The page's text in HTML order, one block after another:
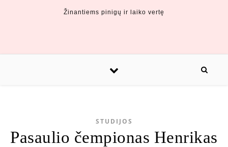
Žinantiems pinigų ir laiko vertę
STUDIJOS
Pasaulio čempionas Henrikas